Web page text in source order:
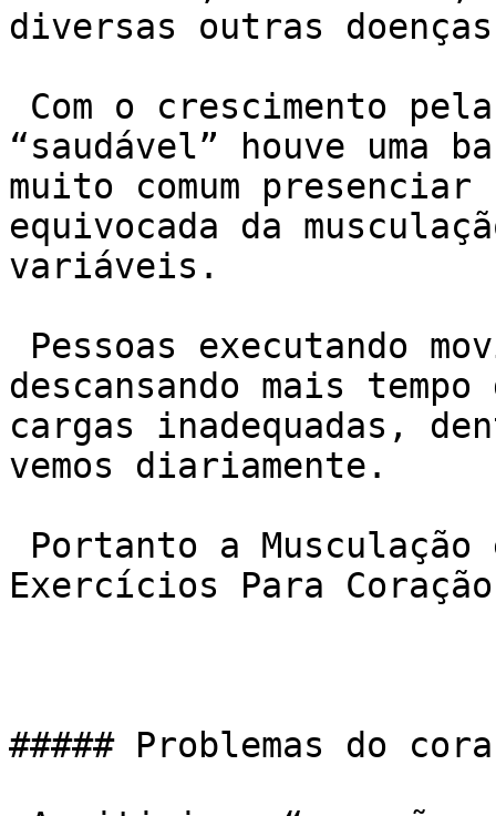
diversas outras
“saudável” houve uma
muito comum
equivocada da
variáveis.
descansando mais
cargas inadequadas,
vemos diariamente.
Exercícios Para
##### Problemas do